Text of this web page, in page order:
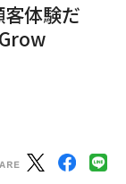
体験だ